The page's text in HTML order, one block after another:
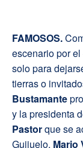
FAMOSOS.
escenario por
solo para
tierras o
Bustamante
y la presidenta
Pastorque se
Guijuelo, Mario